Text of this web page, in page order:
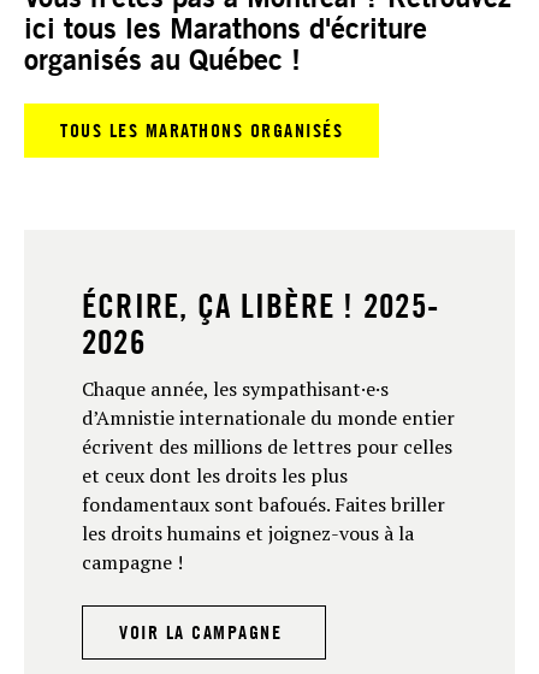
ici tous les Marathons d'écriture
organisés au Québec !
TOUS LES MARATHONS ORGANISÉS
ÉCRIRE, ÇA LIBÈRE ! 2025-
2026
Chaque année, les sympathisant·e·s
d’Amnistie internationale du monde entier
écrivent des millions de lettres pour celles
et ceux dont les droits les plus
fondamentaux sont bafoués. Faites briller
les droits humains et joignez-vous à la
campagne !
VOIR LA CAMPAGNE